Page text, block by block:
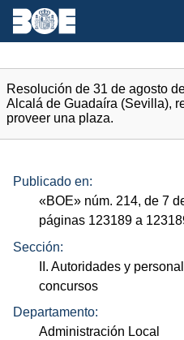
Resolución de 31 de agosto
Alcalá de Guadaíra (Sevilla),
proveer una plaza.
Publicado en:
«BOE» núm. 214, de 7
páginas 123189 a
Sección:
II. Autoridades y personal
concursos
Departamento:
Administración Local